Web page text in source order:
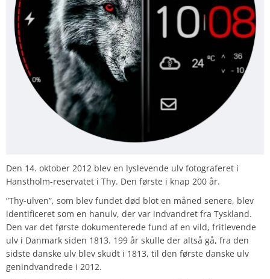
Den 14. oktober 2012 blev en lyslevende ulv fotograferet i
Hanstholm-reservatet i Thy. Den første i knap 200 år.
”Thy-ulven”, som blev fundet død blot en måned senere, blev
identificeret som en hanulv, der var indvandret fra Tyskland.
Den var det første dokumenterede fund af en vild, fritlevende
ulv i Danmark siden 1813. 199 år skulle der altså gå, fra den
sidste danske ulv blev skudt i 1813, til den første danske ulv
genindvandrede i 2012.